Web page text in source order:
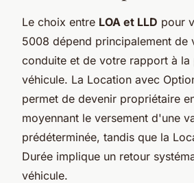
Le choix entre LOA et LLD pour
5008 dépend principalement de
conduite et de votre rapport à la
véhicule. La Location avec
permet de devenir propriétaire
moyennant le versement d'une
prédéterminée, tandis que la
Durée implique un retour
véhicule.